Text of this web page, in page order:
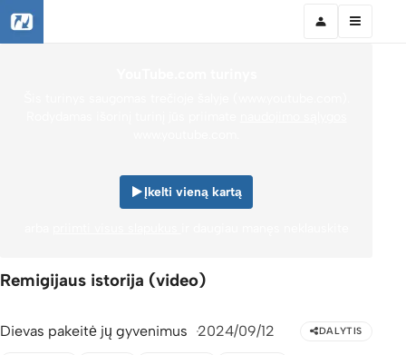
Įkelti vieną kartą
Remigijaus istorija (video)
Dievas pakeitė jų gyvenimus 2024/09/12 DALYTIS